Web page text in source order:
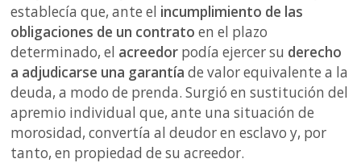
establecía que, ante el incumplimiento de las
obligaciones de un contrato en el plazo
determinado, el acreedor podía ejercer su derecho
a adjudicarse una garantía de valor equivalente a la
deuda, a modo de prenda. Surgió en sustitución del
apremio individual que, ante una situación de
morosidad, convertía al deudor en esclavo y, por
tanto, en propiedad de su acreedor.